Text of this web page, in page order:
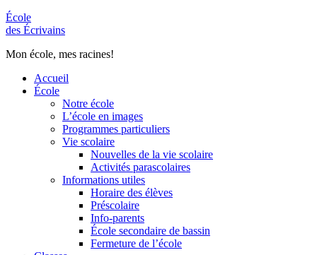
École
des Écrivains
Mon école, mes racines!
Accueil
École
Notre école
L’école en images
Programmes particuliers
Vie scolaire
Nouvelles de la vie scolaire
Activités parascolaires
Informations utiles
Horaire des élèves
Préscolaire
Info-parents
École secondaire de bassin
Fermeture de l’école